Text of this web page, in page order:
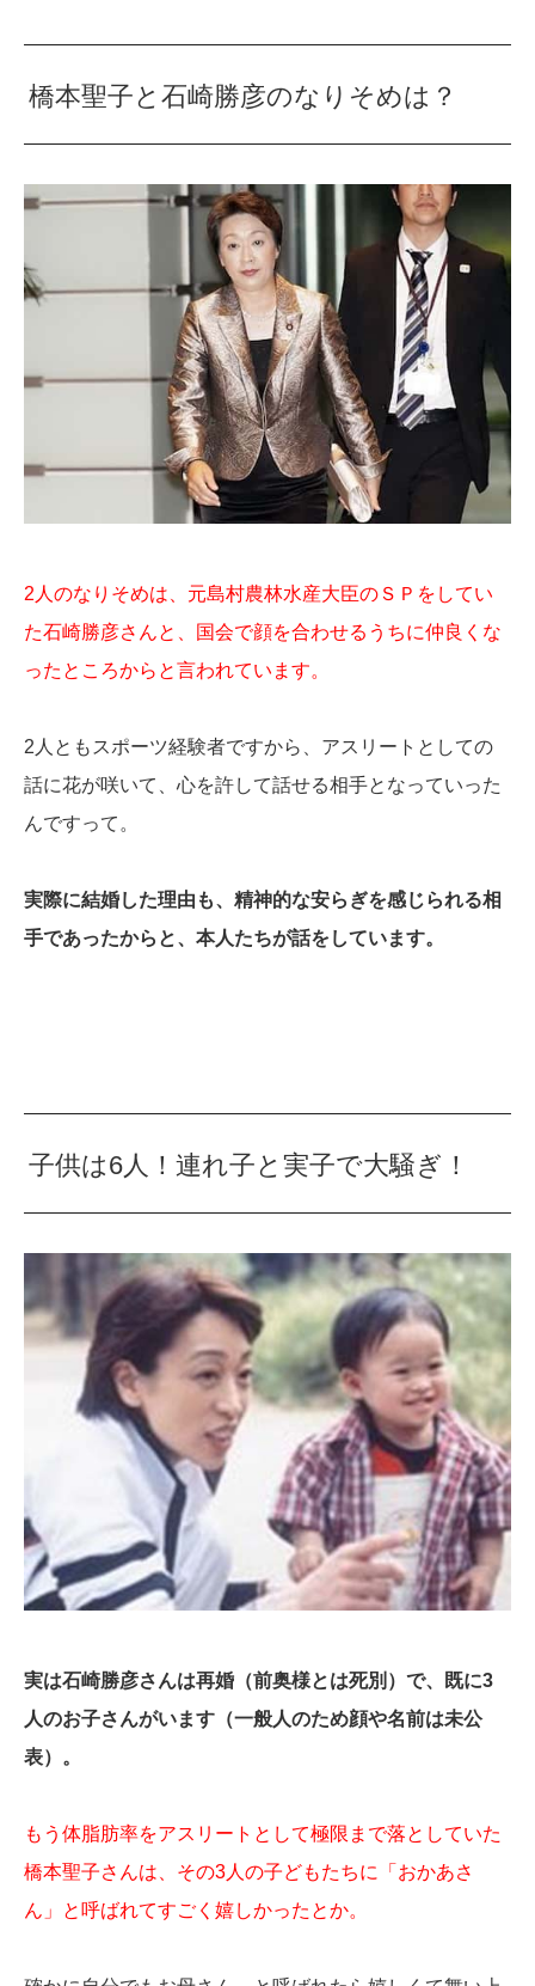
橋本聖子と石崎勝彦のなりそめは？
2人のなりそめは、元島村農林水産大臣のＳＰをしてい
た石崎勝彦さんと、国会で顔を合わせるうちに仲良くな
ったところからと言われています。
2人ともスポーツ経験者ですから、アスリートとしての
話に花が咲いて、心を許して話せる相手となっていった
んですって。
実際に結婚した理由も、精神的な安らぎを感じられる相
手であったからと、本人たちが話をしています。
子供は6人！連れ子と実子で大騒ぎ！
実は石崎勝彦さんは再婚（前奥様とは死別）で、既に3
人のお子さんがいます（一般人のため顔や名前は未公
表）。
もう体脂肪率をアスリートとして極限まで落としていた
橋本聖子さんは、その3人の子どもたちに「おかあさ
ん」と呼ばれてすごく嬉しかったとか。